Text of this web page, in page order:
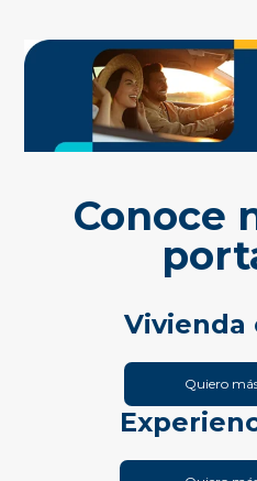
Conoce
Vivienda
Quiero